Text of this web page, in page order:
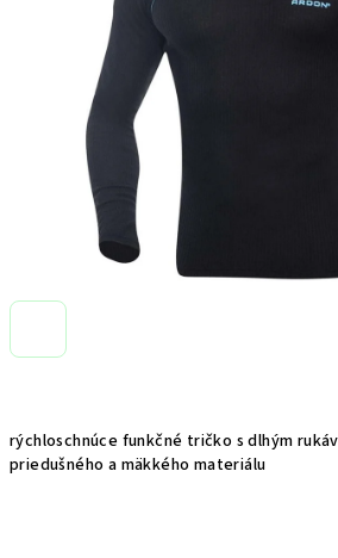
rýchloschnúce funkčné tričko s dlhým
priedušného a mäkkého materiálu